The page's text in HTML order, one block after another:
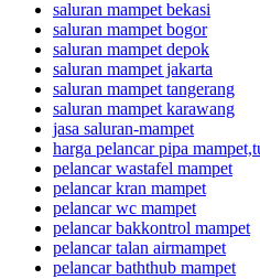
saluran mampet bekasi
saluran mampet bogor
saluran mampet depok
saluran mampet jakarta
saluran mampet tangerang
saluran mampet karawang
jasa saluran-mampet
harga pelancar pipa
pelancar wastafel mampet
pelancar kran mampet
pelancar wc mampet
pelancar bakkontrol mampet
pelancar talan airmampet
pelancar baththub mampet